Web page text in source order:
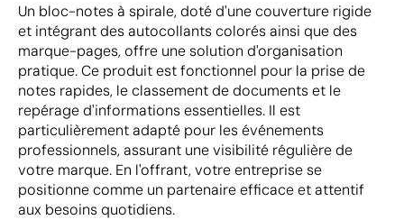
Un bloc-notes à spirale, doté d'une couverture rigide
et intégrant des autocollants colorés ainsi que des
marque-pages, offre une solution d'organisation
pratique. Ce produit est fonctionnel pour la prise de
notes rapides, le classement de documents et le
repérage d'informations essentielles. Il est
particulièrement adapté pour les événements
professionnels, assurant une visibilité régulière de
votre marque. En l'offrant, votre entreprise se
positionne comme un partenaire efficace et attentif
aux besoins quotidiens.